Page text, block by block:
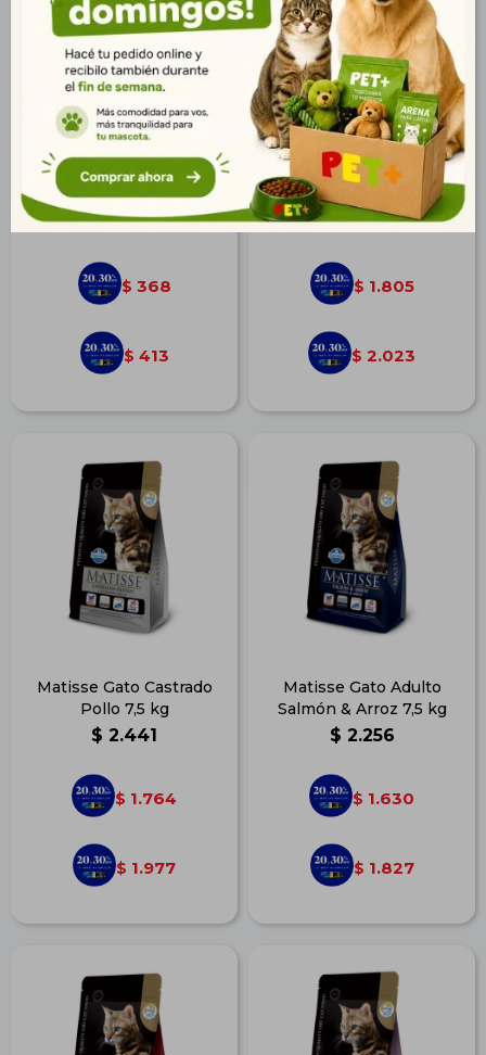
Magnus Galletas Mix 1 kg
$ 510
$ 368
$ 413
Matisse Gato Castrado
Salmón 7,5 kg
$ 2.498
$ 1.805
$ 2.023
Matisse Gato Castrado
Pollo 7,5 kg
$ 2.441
$ 1.764
$ 1.977
Matisse Gato Adulto
Salmón & Arroz 7,5 kg
$ 2.256
$ 1.630
$ 1.827